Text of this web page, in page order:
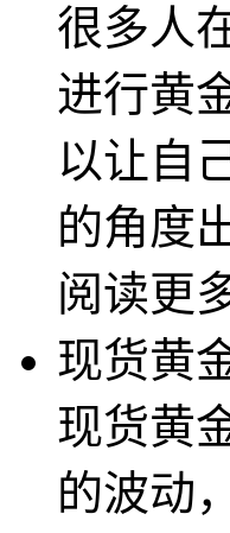
很多人
进行黄
以让自
的角度
阅读更
现货黄
现货黄
的波动